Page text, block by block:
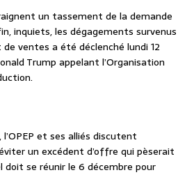
un tassement de la demande
inquiets, les dégagements survenus
ventes a été déclenché lundi 12
Trump appelant l’Organisation
et ses alliés discutent
un excédent d’offre qui pèserait
se réunir le 6 décembre pour